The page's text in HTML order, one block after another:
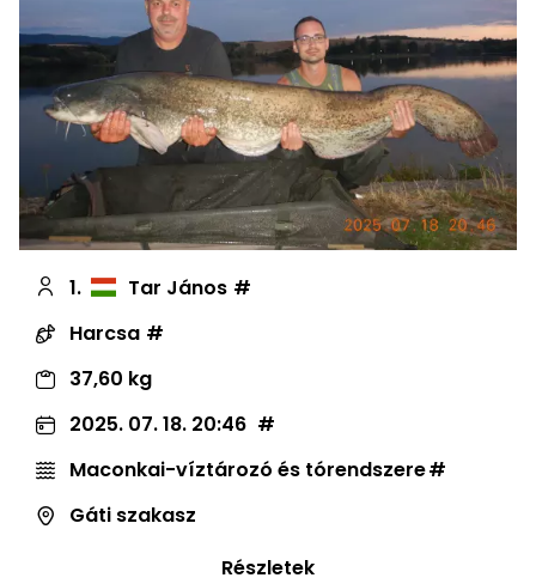
1.
Tar János
Harcsa
37,60 kg
2025. 07. 18. 20:46
Maconkai-víztározó és tórendszere
Gáti szakasz
Részletek